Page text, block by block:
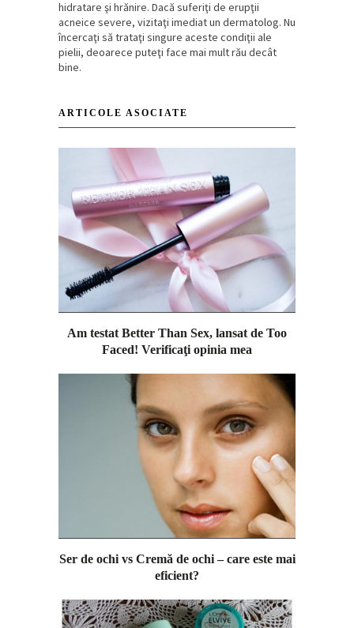
hidratare şi hrănire. Dacă suferiţi de erupţii
acneice severe, vizitaţi imediat un dermatolog. Nu
încercaţi să trataţi singure aceste condiţii ale
pielii, deoarece puteţi face mai mult rău decât
bine.
ARTICOLE ASOCIATE
Am testat Better Than Sex, lansat de Too
Faced! Verificaţi opinia mea
Ser de ochi vs Cremă de ochi – care este mai
eficient?